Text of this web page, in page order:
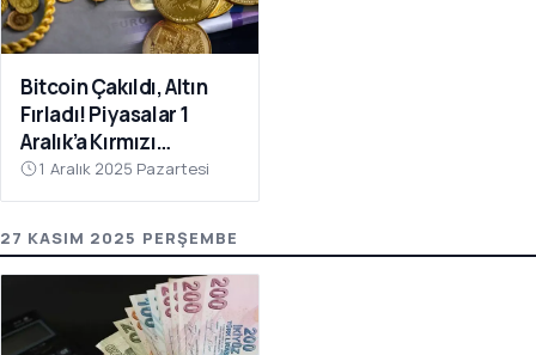
Bitcoin Çakıldı, Altın
Fırladı! Piyasalar 1
Aralık’a Kırmızı
Tablolarla Uyandı
1 Aralık 2025 Pazartesi
27 KASIM 2025 PERŞEMBE